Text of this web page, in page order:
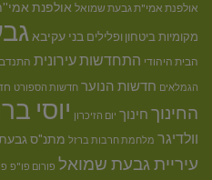
אולפנת אמי"ת גבעת שמואל אולפנת
מקומיות ביטחון ופלילים בני עקיבא
הבית היהודי התחדשות עירונית
הגמלאים חדשות הנוער חדשות הספורט
החינוך חינוך יום הזיכרון יוסי
וולדיגר מלחמת חרבות ברזל מתנ"ס
עיריית גבעת שמואל פורום פו"פ